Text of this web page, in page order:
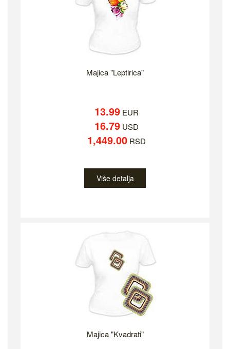
Majica "Leptirica"
13.99EUR
16.79USD
1,449.00RSD
Više detalja
Majica "Kvadrati"